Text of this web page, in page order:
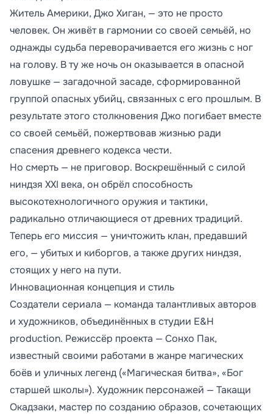
Житель Америки, Джо Хиган, — это не просто
человек. Он живёт в гармонии со своей семьёй, но
однажды судьба переворачивается его жизнь с ног
на голову. В ту же ночь он оказывается в опасной
ловушке — загадочной засаде, сформированной
группой опасных убийц, связанных с его прошлым. В
результате этого столкновения Джо погибает вместе
со своей семьёй, пожертвовав жизнью ради
спасения древнего кодекса чести.
Но смерть — не приговор. Воскрешённый с силой
ниндзя XXI века, он обрёл способность
высокотехнологичного оружия и тактики,
радикально отличающиеся от древних традиций.
Теперь его миссия — уничтожить клан, предавший
его, — убитых и киборгов, а также других ниндзя,
стоящих у него на пути.
Инновационная концепция и стиль
Создатели сериала — команда талантливых авторов
и художников, объединённых в студии E&H
production. Режиссёр проекта — Сонхо Пак,
известный своими работами в жанре магических
боёв и уличных легенд («Магическая битва», «Бог
старшей школы»). Художник персонажей — Такащи
Окадзаки, мастер по созданию образов, сочетающих